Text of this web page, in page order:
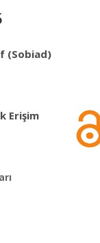
(Sobiad)
Erişim